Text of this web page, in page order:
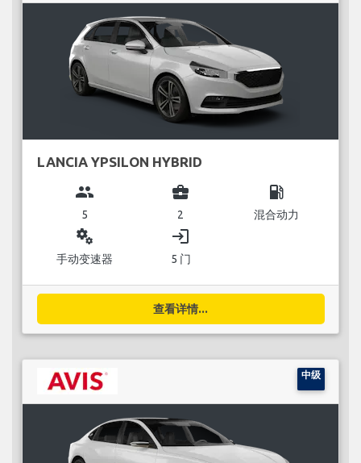
LANCIA YPSILON HYBRID
group
5
business_center
2
local_gas_station
混合动力
miscellaneous_services
手动变速器
login
5 门
查看详情...
中级